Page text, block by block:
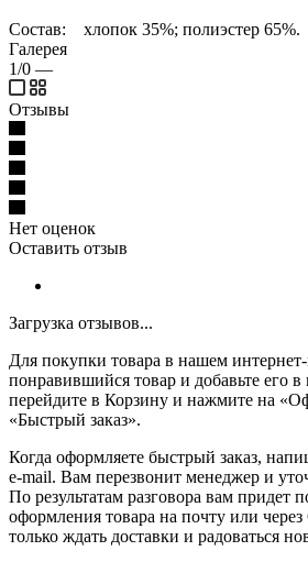
Состав: хлопок 35%; полиэстер 65%.
Галерея
1/0 —
Отзывы
Нет оценок
Оставить отзыв
Загрузка отзывов...
Для покупки товара в нашем
понравившийся товар и добавьте его в
перейдите в Корзину и нажмите на
«Быстрый заказ».
Когда оформляете быстрый заказ,
e-mail. Вам перезвонит менеджер и
По результатам разговора вам придет
оформления товара на почту или
только ждать доставки и радоваться